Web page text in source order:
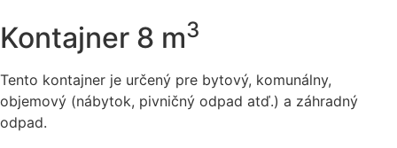
Kontajner 8 m3
Tento kontajner je určený pre bytový, komunálny,
objemový (nábytok, pivničný odpad atď.) a záhradný
odpad.